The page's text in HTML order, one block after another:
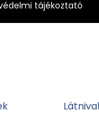
tájékoztató